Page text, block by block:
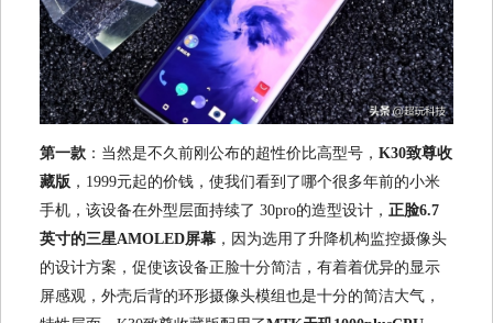
第一款 ：当然是不久前刚公布的超性价比高型号， K30致尊收
藏版 ，1999元起的价钱，使我们看到了哪个很多年前的小米
手机，该设备在外型层面持续了 30pro的造型设计， 正脸6.7
英寸的三星AMOLED屏幕 ，因为选用了升降机构监控摄像头
的设计方案，促使该设备正脸十分简洁，有着着优异的显示
屏感观，外壳后背的环形摄像头模组也是十分的简洁大气，